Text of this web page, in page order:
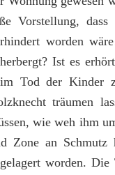
Vorstellung,
worden
Ist es
Tod der Kinder
träumen
wie weh ihm
Zone an Schmutz
worden.